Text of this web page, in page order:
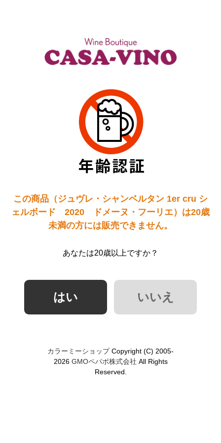
この商品（ジュヴレ・シャンベルタン 1er cru シ
ェルボード 2020 ドメーヌ・フーリエ）は20歳
未満の方には販売できません。
あなたは20歳以上ですか？
カラーミーショップCopyright (C) 2005-
2026 GMOペパボ株式会社 All Rights
Reserved.